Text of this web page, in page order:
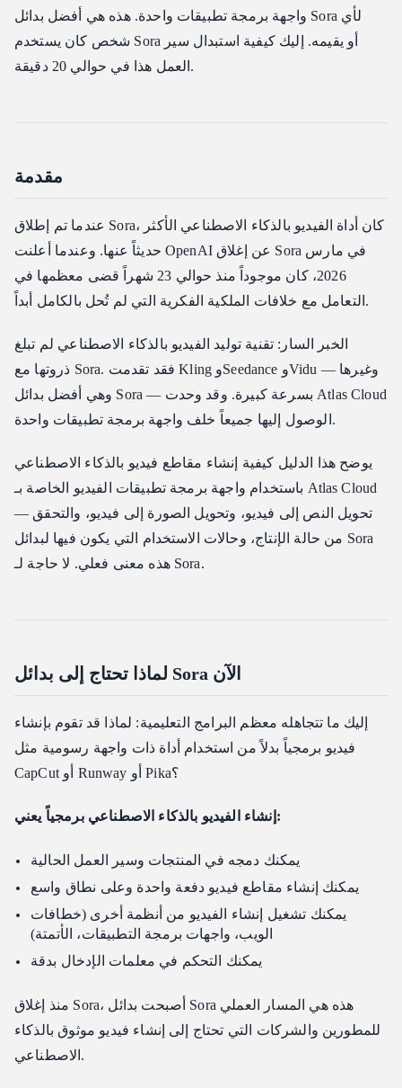
الخطوة 3: إنشاء الفيديو من الصورة
الخطوة 4: التحقق من حالة الإنشاء
4. التدريب والتأهيل
استكشاف الأخطاء وإصلاحها
التسعير
واجهة برمجة تطبيقات واحدة. هذه هي أفضل بدائل Sora لأي
شخص كان يستخدم Sora أو يقيمه. إليك كيفية استبدال سير
العمل هذا في حوالي 20 دقيقة.
مقدمة
عندما تم إطلاق Sora، كان أداة الفيديو بالذكاء الاصطناعي الأكثر
حديثاً عنها. وعندما أعلنت OpenAI عن إغلاق Sora في مارس
2026، كان موجوداً منذ حوالي 23 شهراً قضى معظمها في
التعامل مع خلافات الملكية الفكرية التي لم تُحل بالكامل أبداً.
الخبر السار: تقنية توليد الفيديو بالذكاء الاصطناعي لم تبلغ
ذروتها مع Sora. فقد تقدمت Kling وSeedance وVidu وغيرها —
وهي أفضل بدائل Sora — بسرعة كبيرة. وقد وحدت Atlas Cloud
الوصول إليها جميعاً خلف واجهة برمجة تطبيقات واحدة.
يوضح هذا الدليل كيفية إنشاء مقاطع فيديو بالذكاء الاصطناعي
باستخدام واجهة برمجة تطبيقات الفيديو الخاصة بـ Atlas Cloud
— تحويل النص إلى فيديو، وتحويل الصورة إلى فيديو، والتحقق
من حالة الإنتاج، وحالات الاستخدام التي يكون فيها لبدائل Sora
هذه معنى فعلي. لا حاجة لـ Sora.
لماذا تحتاج إلى بدائل Sora الآن
إليك ما تتجاهله معظم البرامج التعليمية: لماذا قد تقوم بإنشاء
فيديو برمجياً بدلاً من استخدام أداة ذات واجهة رسومية مثل
CapCut أو Runway أو Pika؟
إنشاء الفيديو بالذكاء الاصطناعي برمجياً يعني:
يمكنك دمجه في المنتجات وسير العمل الحالية
يمكنك إنشاء مقاطع فيديو دفعة واحدة وعلى نطاق واسع
يمكنك تشغيل إنشاء الفيديو من أنظمة أخرى (خطافات
الويب، واجهات برمجة التطبيقات، الأتمتة)
يمكنك التحكم في معلمات الإدخال بدقة
منذ إغلاق Sora، أصبحت بدائل Sora هذه هي المسار العملي
للمطورين والشركات التي تحتاج إلى إنشاء فيديو موثوق بالذكاء
الاصطناعي.